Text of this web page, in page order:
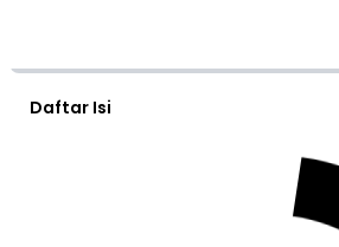
Daftar Isi